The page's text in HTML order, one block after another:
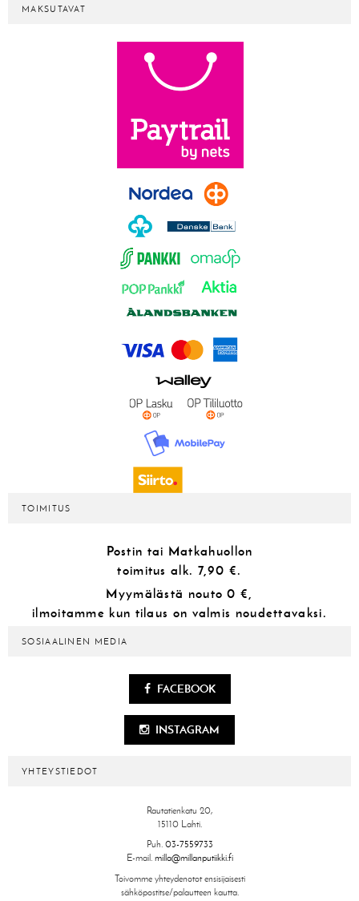
MAKSUTAVAT
TOIMITUS
Postin tai Matkahuollon
toimitus alk. 7,90 €.
Myymälästä nouto 0 €,
ilmoitamme kun tilaus on valmis noudettavaksi.
SOSIAALINEN MEDIA
FACEBOOK
INSTAGRAM
YHTEYSTIEDOT
Rautatienkatu 20,
15110 Lahti.
Puh. 03-7559733
E-mail. milla@millanputiikki.fi
Toivomme yhteydenotot ensisijaisesti
sähköpostitse/palautteen kautta.